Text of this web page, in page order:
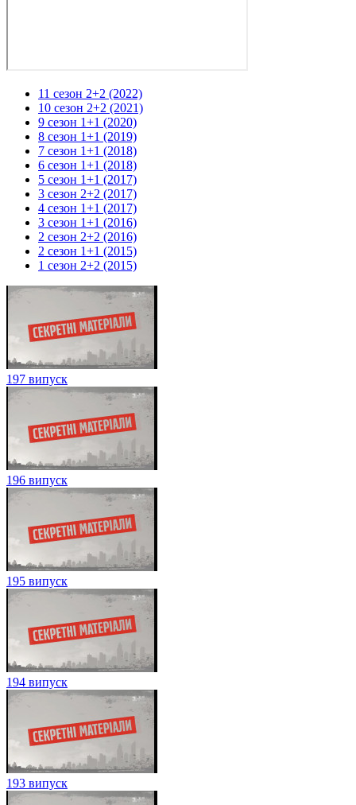
11 сезон 2+2 (2022)
10 сезон 2+2 (2021)
9 сезон 1+1 (2020)
8 сезон 1+1 (2019)
7 сезон 1+1 (2018)
6 сезон 1+1 (2018)
5 сезон 1+1 (2017)
3 сезон 2+2 (2017)
4 сезон 1+1 (2017)
3 сезон 1+1 (2016)
2 сезон 2+2 (2016)
2 сезон 1+1 (2015)
1 сезон 2+2 (2015)
197 випуск
196 випуск
195 випуск
194 випуск
193 випуск